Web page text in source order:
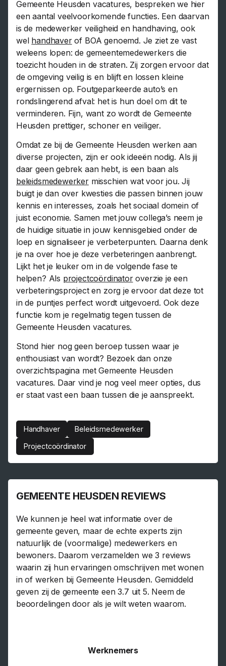
Gemeente Heusden vacatures, bespreken we hier
een aantal veelvoorkomende functies. Een daarvan
is de medewerker veiligheid en handhaving, ook
wel handhaverof BOA genoemd. Je ziet ze vast
weleens lopen: de gemeentemedewerkers die
toezicht houden in de straten. Zij zorgen ervoor dat
de omgeving veilig is en blijft en lossen kleine
ergernissen op. Foutgeparkeerde auto’s en
rondslingerend afval: het is hun doel om dit te
verminderen. Fijn, want zo wordt de Gemeente
Heusden prettiger, schoner en veiliger.
Omdat ze bij de Gemeente Heusden werken aan
diverse projecten, zijn er ook ideeën nodig. Als jij
daar geen gebrek aan hebt, is een baan als
beleidsmedewerkermisschien wat voor jou. Jij
buigt je dan over kwesties die passen binnen jouw
kennis en interesses, zoals het sociaal domein of
juist economie. Samen met jouw collega’s neem je
de huidige situatie in jouw kennisgebied onder de
loep en signaliseer je verbeterpunten. Daarna denk
je na over hoe je deze verbeteringen aanbrengt.
Lijkt het je leuker om in de volgende fase te
helpen? Als projectcoördinatoroverzie je een
verbeteringsproject en zorg je ervoor dat deze tot
in de puntjes perfect wordt uitgevoerd. Ook deze
functie kom je regelmatig tegen tussen de
Gemeente Heusden vacatures.
Stond hier nog geen beroep tussen waar je
enthousiast van wordt? Bezoek dan onze
overzichtspagina met Gemeente Heusden
vacatures. Daar vind je nog veel meer opties, dus
er staat vast een baan tussen die je aanspreekt.
Handhaver
Beleidsmedewerker
Projectcoördinator
GEMEENTE HEUSDEN REVIEWS
We kunnen je heel wat informatie over de
gemeente geven, maar de echte experts zijn
natuurlijk de (voormalige) medewerkers en
bewoners. Daarom verzamelden we 3 reviews
waarin zij hun ervaringen omschrijven met wonen
in of werken bij Gemeente Heusden. Gemiddeld
geven zij de gemeente een 3.7 uit 5. Neem de
beoordelingen door als je wilt weten waarom.
Werknemers